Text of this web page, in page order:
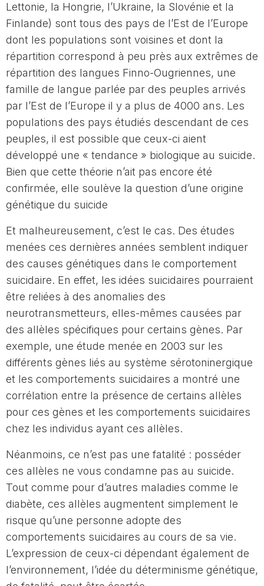
Lettonie, la Hongrie, l’Ukraine, la Slovénie et la
Finlande) sont tous des pays de l’Est de l’Europe
dont les populations sont voisines et dont la
répartition correspond à peu près aux extrêmes de
répartition des langues Finno-Ougriennes, une
famille de langue parlée par des peuples arrivés
par l’Est de l’Europe il y a plus de 4000 ans. Les
populations des pays étudiés descendant de ces
peuples, il est possible que ceux-ci aient
développé une « tendance » biologique au suicide.
Bien que cette théorie n’ait pas encore été
confirmée, elle soulève la question d’une origine
génétique du suicide
Et malheureusement, c’est le cas. Des études
menées ces dernières années semblent indiquer
des causes génétiques dans le comportement
suicidaire. En effet, les idées suicidaires pourraient
être reliées à des anomalies des
neurotransmetteurs, elles-mêmes causées par
des allèles spécifiques pour certains gènes. Par
exemple, une étude menée en 2003 sur les
différents gènes liés au système sérotoninergique
et les comportements suicidaires a montré une
corrélation entre la présence de certains allèles
pour ces gènes et les comportements suicidaires
chez les individus ayant ces allèles.
Néanmoins, ce n’est pas une fatalité : posséder
ces allèles ne vous condamne pas au suicide.
Tout comme pour d’autres maladies comme le
diabète, ces allèles augmentent simplement le
risque qu’une personne adopte des
comportements suicidaires au cours de sa vie.
L’expression de ceux-ci dépendant également de
l’environnement, l’idée du déterminisme génétique,